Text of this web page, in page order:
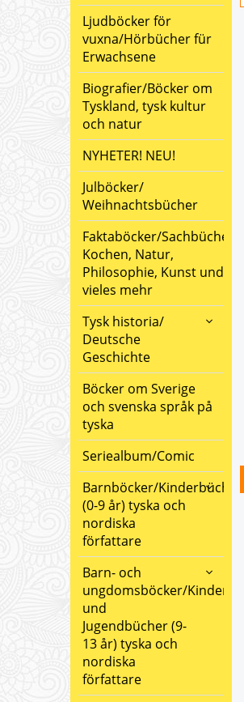
Ljudböcker för
vuxna/Hörbücher für
Erwachsene
Biografier/Böcker om
Tyskland, tysk kultur
och natur
NYHETER! NEU!
Julböcker/
Weihnachtsbücher
Faktaböcker/Sachbücher:
Kochen, Natur,
Philosophie, Kunst und
vieles mehr
Tysk historia/
Deutsche
Geschichte
Böcker om Sverige
och svenska språk på
tyska
Seriealbum/Comic
Barnböcker/Kinderbücher
(0-9 år) tyska och
nordiska
författare
Barn- och
ungdomsböcker/Kinder-
und
Jugendbücher (9-
13 år) tyska och
nordiska
författare